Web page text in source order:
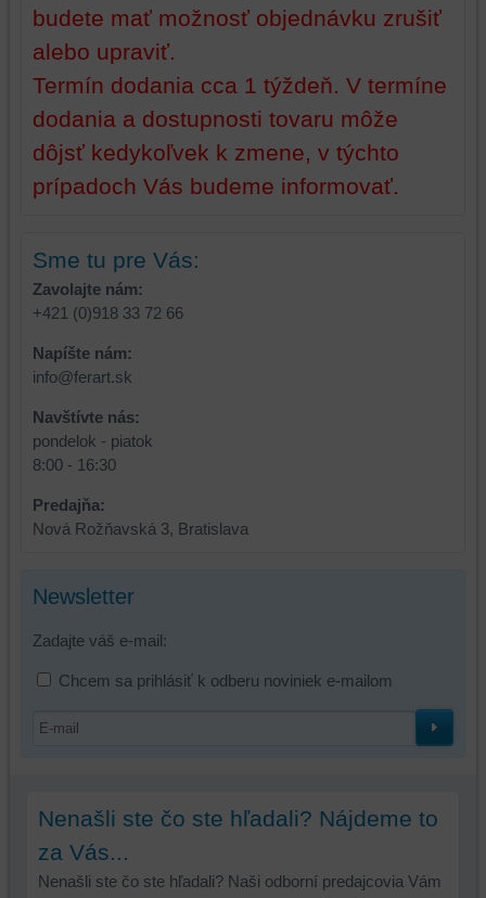
budete mať možnosť objednávku zrušiť
alebo upraviť.
Termín dodania cca 1 týždeň. V termíne
dodania a dostupnosti tovaru môže
dôjsť kedykoľvek k zmene, v týchto
prípadoch Vás budeme informovať.
Sme tu pre Vás:
Zavolajte nám:
+421 (0)918 33 72 66
Napíšte nám:
info@ferart.sk
Navštívte nás:
pondelok - piatok
8:00 - 16:30
Predajňa:
Nová Rožňavská 3, Bratislava
Newsletter
Zadajte váš e-mail:
Chcem sa prihlásiť k odberu noviniek e-mailom
Nenašli ste čo ste hľadali? Nájdeme to
za Vás...
Nenašli ste čo ste hľadali? Naši odborní predajcovia Vám